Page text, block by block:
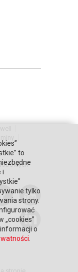
to
i
tylko
strony.
„cookies”
informacji o